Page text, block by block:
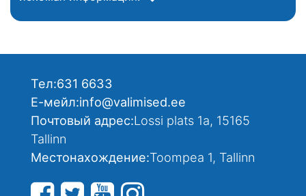
Тел:631 6633
Е-мейл:info@valimised.ee
Почтовый адрес:Lossi plats 1a, 15165
Tallinn
Местонахождение:Toompea 1, Tallinn